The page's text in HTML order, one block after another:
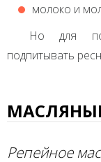
молоко и
Но для
подпитывать
Репейное